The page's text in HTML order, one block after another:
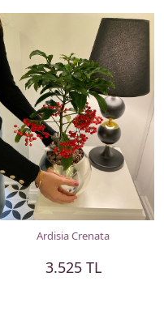
Ardisia Crenata
3.525 TL